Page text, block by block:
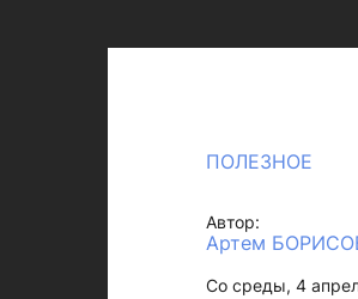
ПОЛЕЗНОЕ
Автор:
Артем
Со среды, 4